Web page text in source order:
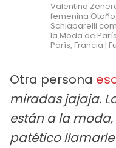
Valentina
femenina
Schiaparelli
la Moda de
París, Francia |
Otra persona
miradas jajaja.
están a la moda,
patético